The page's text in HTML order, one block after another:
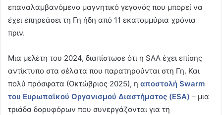
επαναλαμβανόμενο μαγνητικό γεγονός που μπορεί να
έχει επηρεάσει τη Γη ήδη από 11 εκατομμύρια χρόνια
πριν.
Μια μελέτη του 2024, διαπίστωσε ότι η SAA έχει επίσης
αντίκτυπο στα σέλατα που παρατηρούνται στη Γη. Και
πολύ πρόσφατα (Οκτώβριος 2025), η αποστολή Swarm
του Ευρωπαϊκού Οργανισμού Διαστήματος (ESA) – μια
τριάδα δορυφόρων που συνεργάζονται για τη